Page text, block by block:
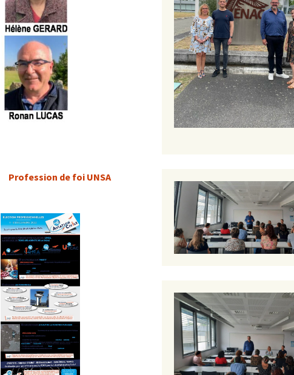
Profession de foi UNSA